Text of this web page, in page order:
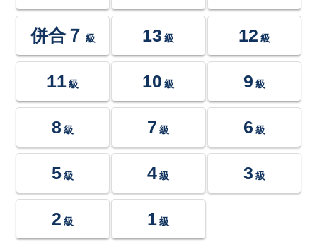
併合７ 級 13 級 12 級
11 級 10 級 9 級
8 級 7 級 6 級
5 級 4 級 3 級
2 級 1 級